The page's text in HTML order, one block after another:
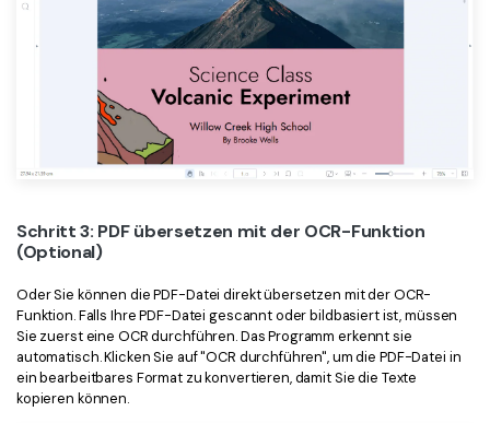
Schritt 3: PDF übersetzen mit der OCR-Funktion
(Optional)
Oder Sie können die PDF-Datei direkt übersetzen mit der OCR-
Funktion. Falls Ihre PDF-Datei gescannt oder bildbasiert ist, müssen
Sie zuerst eine OCR durchführen. Das Programm erkennt sie
automatisch. Klicken Sie auf "OCR durchführen", um die PDF-Datei in
ein bearbeitbares Format zu konvertieren, damit Sie die Texte
kopieren können.